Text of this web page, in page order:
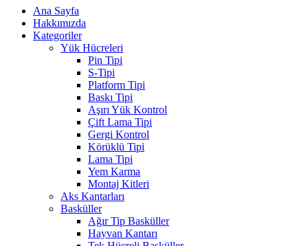
Ana Sayfa
Hakkımızda
Kategoriler
Yük Hücreleri
Pin Tipi
S-Tipi
Platform Tipi
Baskı Tipi
Aşırı Yük Kontrol
Çift Lama Tipi
Gergi Kontrol
Körüklü Tipi
Lama Tipi
Yem Karma
Montaj Kitleri
Aks Kantarları
Basküller
Ağır Tip Basküller
Hayvan Kantarı